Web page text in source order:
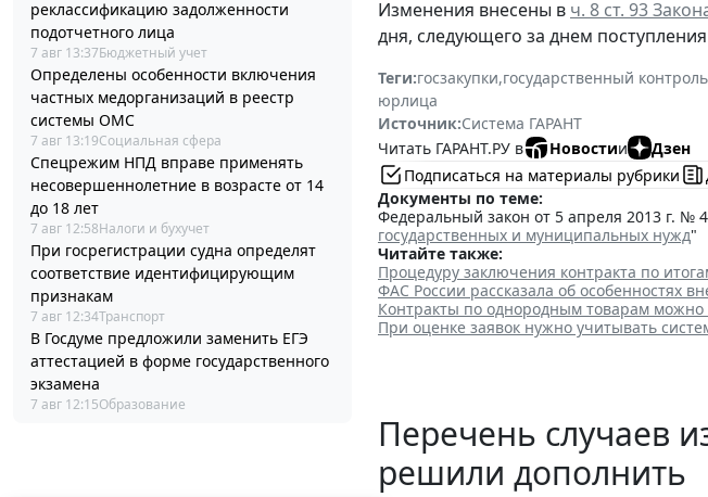
реклассификацию задолженности
подотчетного лица
7 авг 13:37Бюджетный учет
Определены особенности включения
частных медорганизаций в реестр
системы ОМС
7 авг 13:19Социальная сфера
Спецрежим НПД вправе применять
несовершеннолетние в возрасте от 14
до 18 лет
7 авг 12:58Налоги и бухучет
При госрегистрации судна определят
соответствие идентифицирующим
признакам
7 авг 12:34Транспорт
В Госдуме предложили заменить ЕГЭ
аттестацией в форме государственного
экзамена
7 авг 12:15Образование
Изменения внесены в ч. 8 ст. 93
дня, следующего за днем
Теги:госзакупки,государственный
юрлица
Источник:Система ГАРАНТ
Читать ГАРАНТ.РУ в
Новостии
Дзен
Подписаться на материалы рубрики
Документы по теме:
Федеральный закон от 5 апреля 2013 г. №
государственных и муниципальных нужд"
Читайте также:
Процедуру заключения контракта по
ФАС России рассказала об особенностях
Контракты по однородным товарам
При оценке заявок нужно учитывать
Перечень случаев
решили дополнить